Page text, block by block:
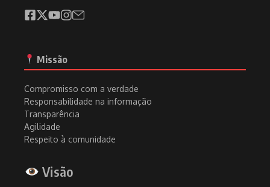
Missão
Compromisso com a verdade
Responsabilidade na informação
Transparência
Agilidade
Respeito à comunidade
Visão